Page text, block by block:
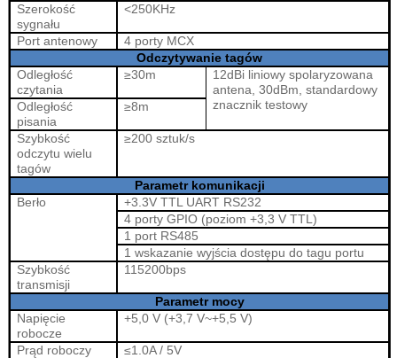
Szerokość
sygnału
<250KHz
Port antenowy
4 porty MCX
Odczytywanie tagów
Odległość
czytania
≥30m 12dBi liniowy spolaryzowana
antena, 30dBm, standardowy
znacznik testowy
Odległość
pisania
≥8m
Szybkość
odczytu wielu
tagów
≥200 sztuk/s
Parametr komunikacji
Berło
+3.3V TTL UART RS232
4 porty GPIO (poziom +3,3 V TTL)
1 port RS485
1 wskazanie wyjścia dostępu do tagu portu
Szybkość
transmisji
115200bps
Parametr mocy
Napięcie
robocze
+5,0 V (+3,7 V~+5,5 V)
Prąd roboczy ≤1. 0A / 5V